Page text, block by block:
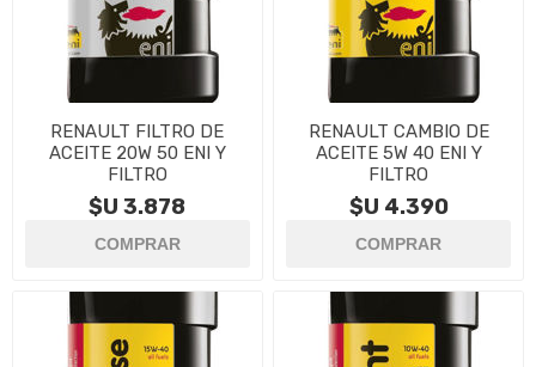
RENAULT FILTRO DE
ACEITE 20W 50 ENI Y
FILTRO
$U 3.878
RENAULT CAMBIO DE
ACEITE 5W 40 ENI Y
FILTRO
$U 4.390